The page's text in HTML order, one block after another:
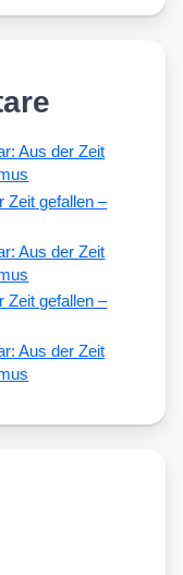
Aus der Zeit
Zeit gefallen –
Aus der Zeit
Zeit gefallen –
Aus der Zeit